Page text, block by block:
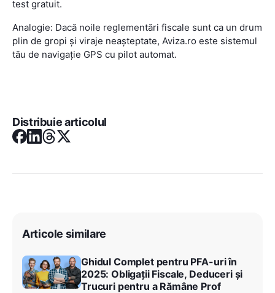
test gratuit.
Analogie: Dacă noile reglementări fiscale sunt ca un drum
plin de gropi și viraje neașteptate, Aviza.ro este sistemul
tău de navigație GPS cu pilot automat.
Distribuie articolul
Articole similare
Ghidul Complet pentru PFA-uri în
2025: Obligații Fiscale, Deduceri și
Trucuri pentru a Rămâne Prof